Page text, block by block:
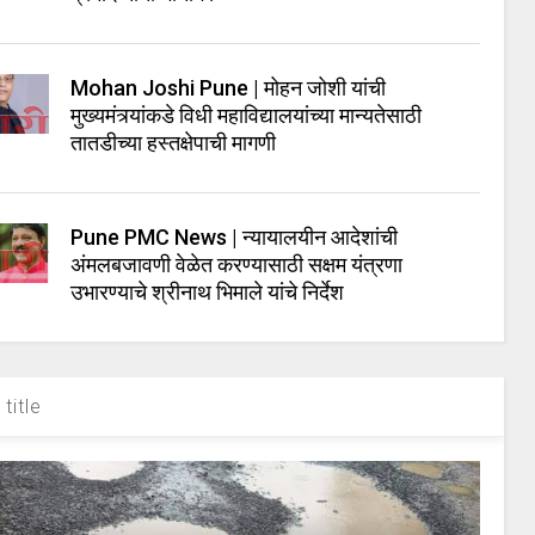
Mohan Joshi Pune | मोहन जोशी यांची
मुख्यमंत्र्यांकडे विधी महाविद्यालयांच्या मान्यतेसाठी
तातडीच्या हस्तक्षेपाची मागणी
Pune PMC News | न्यायालयीन आदेशांची
अंमलबजावणी वेळेत करण्यासाठी सक्षम यंत्रणा
उभारण्याचे श्रीनाथ भिमाले यांचे निर्देश